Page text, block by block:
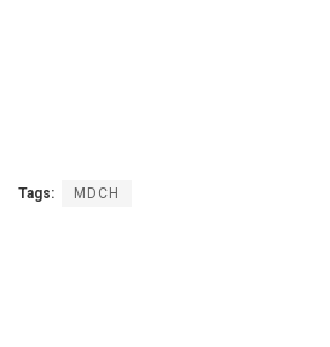
Tags: MDCH